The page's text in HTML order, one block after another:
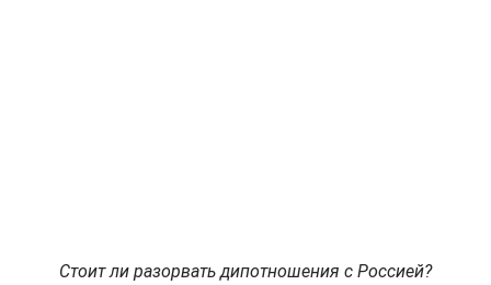
Стоит ли разорвать дипотношения с Россией?